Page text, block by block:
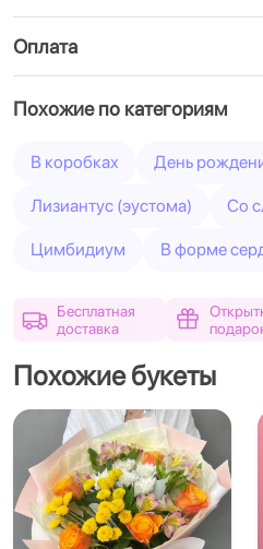
Оплата
Похожие по категориям
В коробках День
Лизиантус (эустома) Cо
Цимбидиум В форме
Бесплатная
доставка
Похожие букеты